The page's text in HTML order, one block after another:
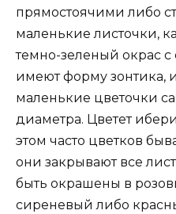
прямостоячими либо
маленькие листочки,
темно-зеленый окрас с
имеют форму зонтика,
маленькие цветочки
диаметра. Цветет
этом часто цветков
они закрывают все
быть окрашены в
сиреневый либо